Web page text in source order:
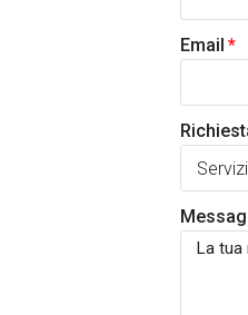
Email